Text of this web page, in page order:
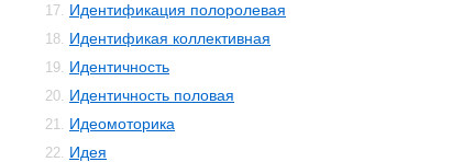
17. Идентификация полоролевая
18. Идентификая коллективная
19. Идентичность
20. Идентичность половая
21. Идеомоторика
22. Идея